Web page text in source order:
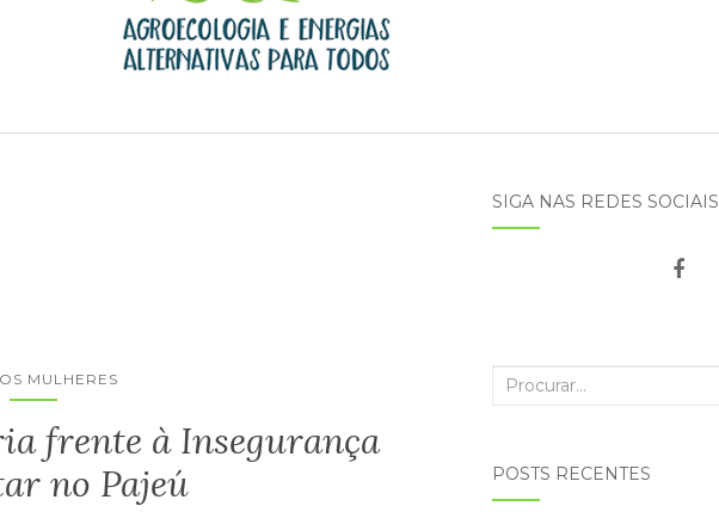
MULHERES
frente à Insegurança
no Pajeú
SIGA NAS REDES SOCIAIS
Search
POSTS RECENTES